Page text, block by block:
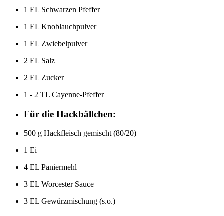
1 EL Schwarzen Pfeffer
1 EL Knoblauchpulver
1 EL Zwiebelpulver
2 EL Salz
2 EL Zucker
1 - 2 TL Cayenne-Pfeffer
Für die Hackbällchen:
500 g Hackfleisch gemischt (80/20)
1 Ei
4 EL Paniermehl
3 EL Worcester Sauce
3 EL Gewürzmischung (s.o.)